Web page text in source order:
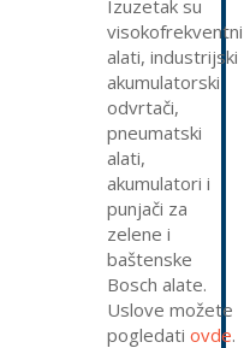
Izuzetak su
visokofrekventni
alati, industrijski
akumulatorski
odvrtači,
pneumatski
alati,
akumulatori i
punjači za
zelene i
baštenske
Bosch alate.
Uslove možete
pogledati ovde.